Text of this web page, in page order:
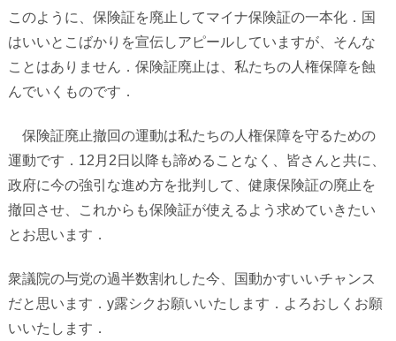
このように、保険証を廃止してマイナ保険証の一本化．国
はいいとこばかりを宣伝しアピールしていますが、そんな
ことはありません．保険証廃止は、私たちの人権保障を蝕
んでいくものです．
保険証廃止撤回の運動は私たちの人権保障を守るための
運動です． 12 月 2 日以降も諦めることなく、皆さんと共に、
政府に今の強引な進め方を批判して、健康保険証の廃止を
撤回させ、これからも保険証が使えるよう求めていきたい
とお思います．
衆議院の与党の過半数割れした今、国動かすいいチャンス
だと思います． y露シクお願いいたします．よろおしくお願
いいたします．